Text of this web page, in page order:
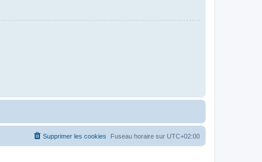
Fuseau horaire sur UTC+02:00
Supprimer les cookies